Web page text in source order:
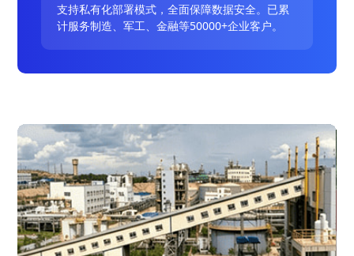
支持私有化部署模式，全面保障数据安全。已累
计服务制造、军工、金融等50000+企业客户。